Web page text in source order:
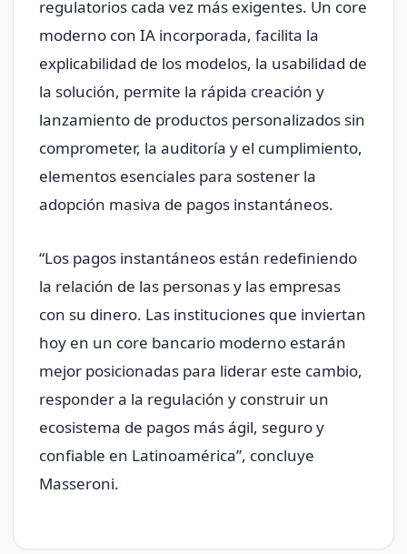
regulatorios cada vez más exigentes. Un core
moderno con IA incorporada, facilita la
explicabilidad de los modelos, la usabilidad de
la solución, permite la rápida creación y
lanzamiento de productos personalizados sin
comprometer, la auditoría y el cumplimiento,
elementos esenciales para sostener la
adopción masiva de pagos instantáneos.
“Los pagos instantáneos están redefiniendo
la relación de las personas y las empresas
con su dinero. Las instituciones que inviertan
hoy en un core bancario moderno estarán
mejor posicionadas para liderar este cambio,
responder a la regulación y construir un
ecosistema de pagos más ágil, seguro y
confiable en Latinoamérica”, concluye
Masseroni.